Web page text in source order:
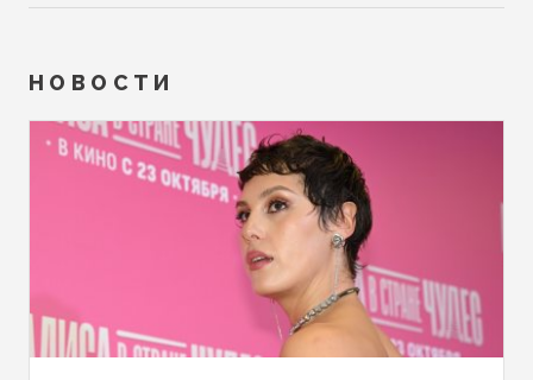
НОВОСТИ